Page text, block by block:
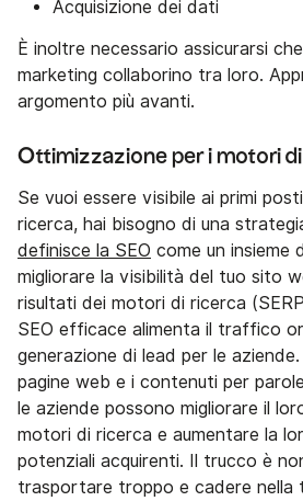
Acquisizione dei dati
È inoltre necessario assicurarsi
marketing collaborino tra loro.
argomento più avanti.
Ottimizzazione per i motori
Se vuoi essere visibile ai primi
ricerca, hai bisogno di una
definisce la SEO come un insieme
migliorare la visibilità del tuo sito
risultati dei motori di ricerca
SEO efficace alimenta il traffico
generazione di lead per le
pagine web e i contenuti per
le aziende possono migliorare il
motori di ricerca e aumentare la
potenziali acquirenti. Il trucco è
trasportare troppo e cadere nella